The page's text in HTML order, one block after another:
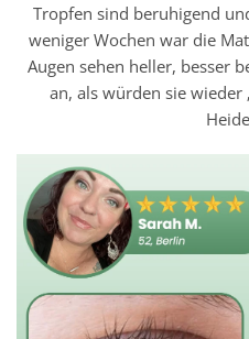
Tropfen sind beruhigend
weniger Wochen war die
Augen sehen heller, besser
an, als würden sie wieder